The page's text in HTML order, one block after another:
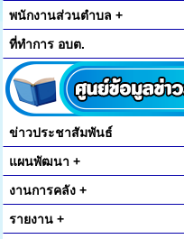
พนักงานส่วนตำบล +
ที่ทำการ อบต.
ข่าวประชาสัมพันธ์
แผนพัฒนา +
งานการคลัง +
รายงาน +